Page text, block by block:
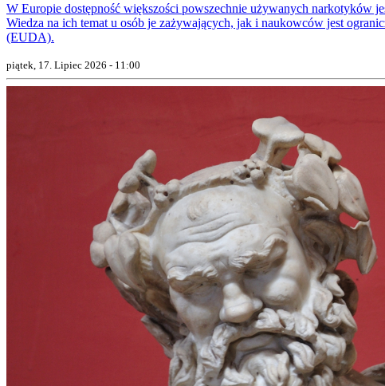
W Europie dostępność większości powszechnie używanych narkotyków
Wiedza na ich temat u osób je zażywających, jak i naukowców jest
(EUDA).
piątek, 17. Lipiec 2026 - 11:00